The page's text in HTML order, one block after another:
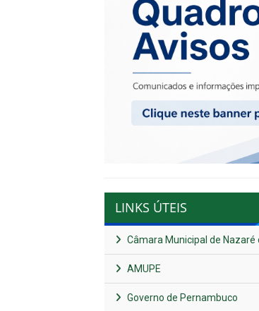
LINKS ÚTEIS
Câmara Municipal de Nazaré
AMUPE
Governo de Pernambuco